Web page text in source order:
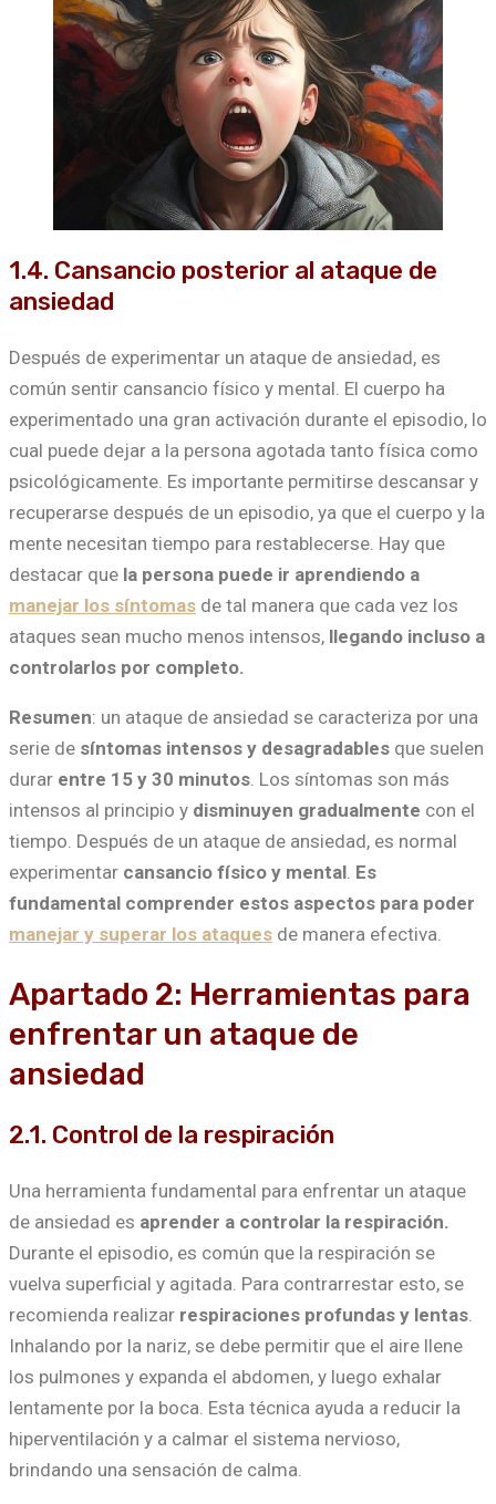
1.4. Cansancio posterior al ataque de
ansiedad
Después de experimentar un ataque de ansiedad, es
común sentir cansancio físico y mental. El cuerpo ha
experimentado una gran activación durante el episodio, lo
cual puede dejar a la persona agotada tanto física como
psicológicamente. Es importante permitirse descansar y
recuperarse después de un episodio, ya que el cuerpo y la
mente necesitan tiempo para restablecerse. Hay que
destacar que la persona puede ir aprendiendo a
manejar los síntomas de tal manera que cada vez los
ataques sean mucho menos intensos, llegando incluso a
controlarlos por completo.
Resumen: un ataque de ansiedad se caracteriza por una
serie de síntomas intensos y desagradables que suelen
durar entre 15 y 30 minutos . Los síntomas son más
intensos al principio y disminuyen gradualmente con el
tiempo. Después de un ataque de ansiedad, es normal
experimentar cansancio físico y mental Es
fundamental comprender estos aspectos para poder
manejar y superar los ataques de manera efectiva.
Apartado 2: Herramientas para
enfrentar un ataque de
ansiedad
2.1. Control de la respiración
Una herramienta fundamental para enfrentar un ataque
de ansiedad es aprender a controlar la respiración.
Durante el episodio, es común que la respiración se
vuelva superficial y agitada. Para contrarrestar esto, se
recomienda realizar respiraciones profundas y lentas.
Inhalando por la nariz, se debe permitir que el aire llene
los pulmones y expanda el abdomen, y luego exhalar
lentamente por la boca. Esta técnica ayuda a reducir la
hiperventilación y a calmar el sistema nervioso,
brindando una sensación de calma.